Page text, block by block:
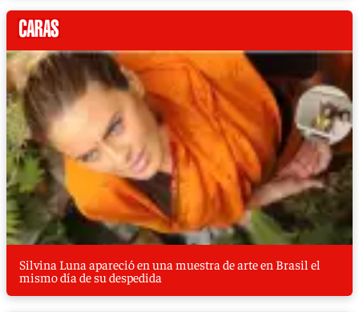
Silvina Luna apareció en una muestra de arte en Brasil el
mismo día de su despedida